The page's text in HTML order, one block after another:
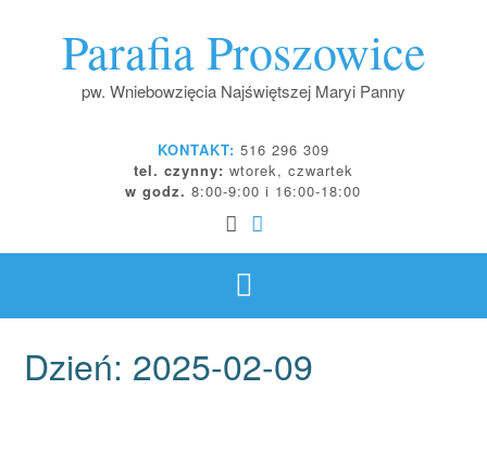
Parafia Proszowice
pw. Wniebowzięcia Najświętszej Maryi Panny
KONTAKT: 516 296 309
tel. czynny: wtorek, czwartek
w godz. 8:00-9:00 i 16:00-18:00
Dzień: 2025-02-09